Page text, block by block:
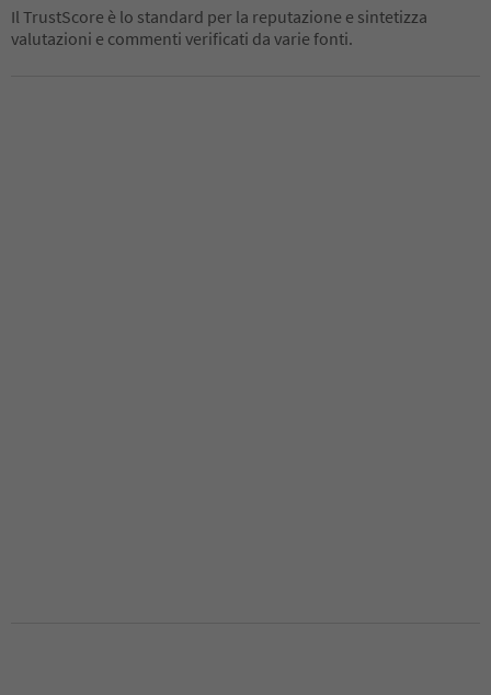
Il TrustScore è lo standard per la reputazione e sintetizza
valutazioni e commenti verificati da varie fonti.